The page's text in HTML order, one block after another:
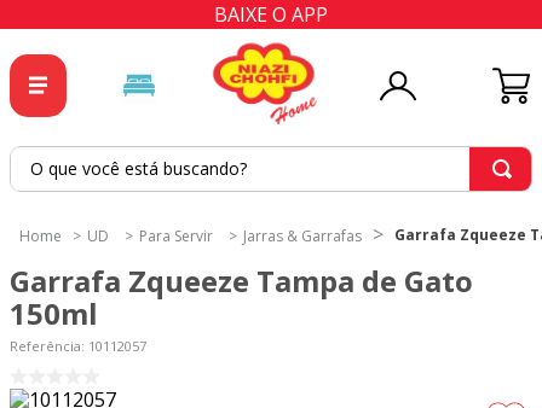
BAIXE O APP
O que você está buscando?
UD Para Servir Jarras & Garrafas Garrafa Zqueeze
Garrafa Zqueeze Tampa de Gato
150ml
Referência: 10112057
2º
tapete
cortina